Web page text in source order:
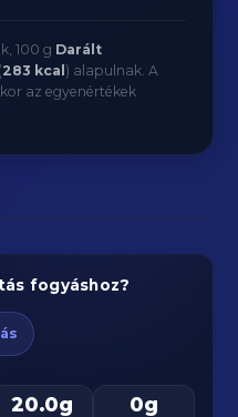
100 g Darált
283 kcal ) alapulnak. A
az egyenértékek
fogyáshoz?
20.0g 0g